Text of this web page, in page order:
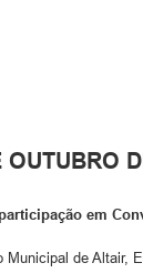
OUTUBRO
em
Municipal de Altair,